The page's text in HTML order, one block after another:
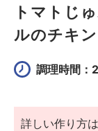
トマトじ
ルのチキ
調理時間：
詳しい作り方